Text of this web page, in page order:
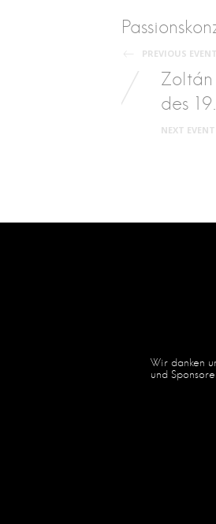
Post
PREVIOUS EVENT
des
NEXT EVENT
Wir danken
und